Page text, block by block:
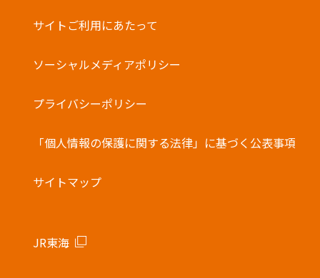
サイトご利用にあたって
ソーシャルメディアポリシー
プライバシーポリシー
「個人情報の保護に関する法律」に基づく公表事項
サイトマップ
JR東海